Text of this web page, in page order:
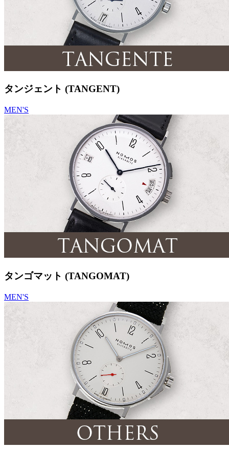
タンジェント (TANGENT)
MEN'S
タンゴマット (TANGOMAT)
MEN'S